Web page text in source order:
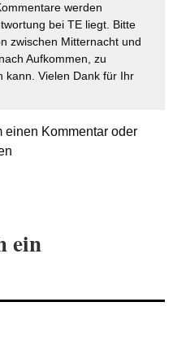
werden
bei TE liegt. Bitte
zwischen Mitternacht und
Aufkommen, zu
kann. Vielen Dank für Ihr
einen Kommentar oder
ein